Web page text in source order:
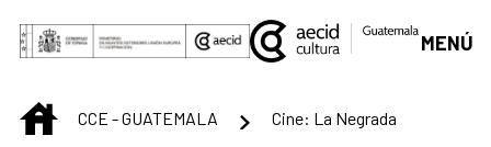
Saltar al contenido principal
MENÚ
INICIOCCE - GUATEMALA Cine: La Negrada